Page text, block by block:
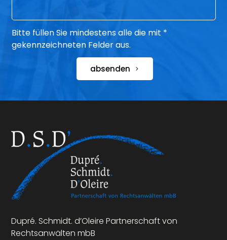
Bitte füllen Sie mindestens alle die mit *
gekennzeichneten Felder aus.
absenden
Dupré. Schmidt. d’Oleire Partnerschaft von
Rechtsanwälten mbB